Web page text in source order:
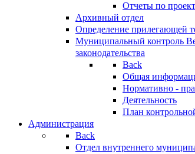
Отчеты по
Архивный отдел
Определение прилегающей
Муниципальный контроль
законодательства
Back
Общая
Нормативно -
Деятельность
План
Администрация
Back
Отдел внутреннего